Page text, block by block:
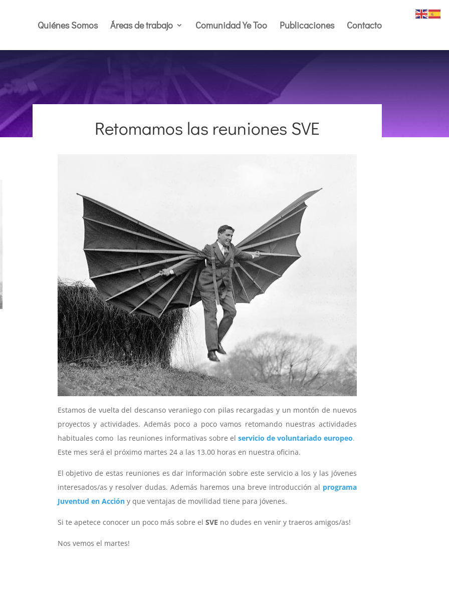
Quiénes Somos Áreas de trabajo Comunidad Ye Too Publicaciones Contacto
Retomamos las reuniones SVE
Estamos de vuelta del descanso veraniego con pilas recargadas y un montón de nuevos
proyectos y actividades. Además poco a poco vamos retomando nuestras actividades
habituales como las reuniones informativas sobre el servicio de voluntariado europeo.
Este mes será el próximo martes 24 a las 13.00 horas en nuestra oficina.
El objetivo de estas reuniones es dar información sobre este servicio a los y las jóvenes
interesados/as y resolver dudas. Además haremos una breve introducción al programa
Juventud en Accióny que ventajas de movilidad tiene para jóvenes.
Si te apetece conocer un poco más sobre el SVE no dudes en venir y traeros amigos/as!
Nos vemos el martes!